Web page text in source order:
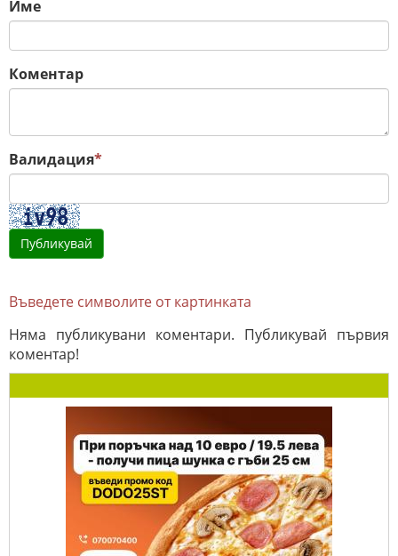
Име
Коментар
Валидация*
Въведете символите от картинката
Няма публикувани коментари. Публикувай първия
коментар!